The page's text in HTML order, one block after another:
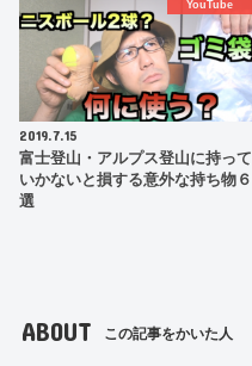
YouTube
2019.7.15
富士登山・アルプス登山に持って
いかないと損する意外な持ち物６
選
ABOUT この記事をかいた人